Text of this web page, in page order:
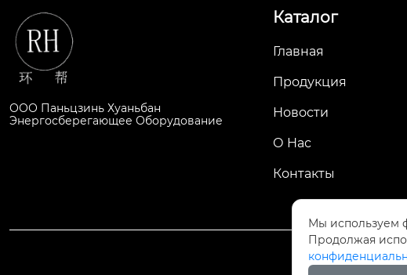
ООО Паньцзинь Хуаньбан
Энергосберегающее Оборудование
Каталог
Главная
Продукция
Новости
О Hас
Контакты
Мы используем
Продолжая